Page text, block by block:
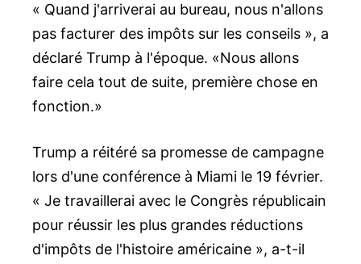
« Quand j'arriverai au bureau, nous n'allons
pas facturer des impôts sur les conseils », a
déclaré Trump à l'époque. «Nous allons
faire cela tout de suite, première chose en
fonction.»
Trump a réitéré sa promesse de campagne
lors d'une conférence à Miami le 19 février.
« Je travaillerai avec le Congrès républicain
pour réussir les plus grandes réductions
d'impôts de l'histoire américaine », a-t-il